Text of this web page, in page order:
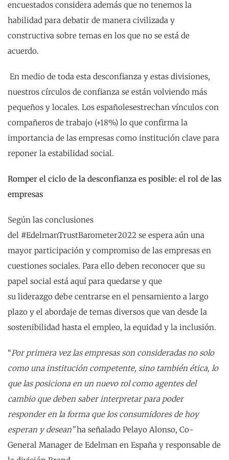
encuestados considera además que no tenemos la
habilidad para debatir de manera civilizada y
constructiva sobre temas en los que no se está de
acuerdo.
En medio de toda esta desconfianza y estas divisiones,
nuestros círculos de confianza se están volviendo más
pequeños y locales. Los españolesestrechan vínculos con
compañeros de trabajo (+18%) lo que confirma la
importancia de las empresas como institución clave para
reponer la estabilidad social.
Romper el ciclo de la desconfianza es posible: el rol de las
empresas
Según las conclusiones
del #EdelmanTrustBarometer2022 se espera aún una
mayor participación y compromiso de las empresas en
cuestiones sociales. Para ello deben reconocer que su
papel social está aquí para quedarse y que
su liderazgo debe centrarse en el pensamiento a largo
plazo y el abordaje de temas diversos que van desde la
sostenibilidad hasta el empleo, la equidad y la inclusión.
“Por primera vez las empresas son consideradas no solo
como una institución competente, sino también ética, lo
que las posiciona en un nuevo rol como agentes del
cambio que deben saber interpretar para poder
responder en la forma que los consumidores de hoy
esperan y desean”ha señalado Pelayo Alonso, Co-
General Manager de Edelman en España y responsable de